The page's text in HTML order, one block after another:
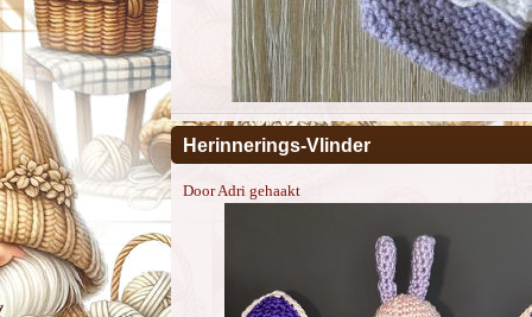
Herinnerings-Vlinder
Door Adri gehaakt